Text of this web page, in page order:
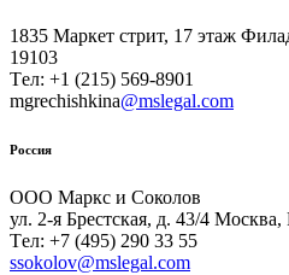
1835 Маркет стрит, 17 этаж
19103
Tел: +1 (215) 569-8901
mgrechishkina@mslegal.com
Россия
ООО Маркс и Соколов
ул. 2-я Брестская, д. 43/4 Москва,
Tел: +7 (495) 290 33 55
ssokolov@mslegal.com